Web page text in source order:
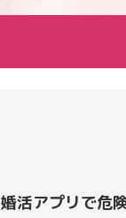
婚活アプリで危